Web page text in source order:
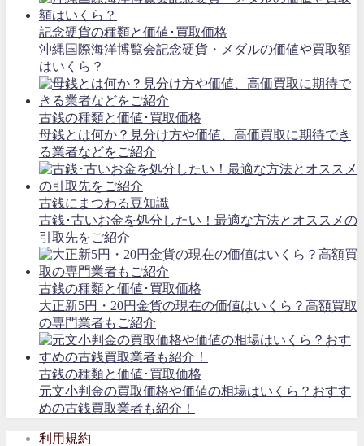
記念硬貨の種類と価値･買取価格
沖縄国際海洋博覧会記念硬貨・メダルの価値や買取額
はいくら？
古銭の種類と価値･買取価格
母銭とは何か？見分け方や価値、高価買取に期待でき
る業者などをご紹介
古銭にまつわる豆知識
古銭･古いお金を処分したい！最適な方法とオススメの
引取先をご紹介
古銭の種類と価値･買取価格
大正新5円・20円金貨の現在の価値はいくら？高額買取
の専門業者もご紹介
古銭の種類と価値･買取価格
元文小判金の買取価格や価値の相場はいくら？おすす
めの古銭買取業者も紹介！
利用規約